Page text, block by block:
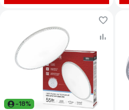
-18%